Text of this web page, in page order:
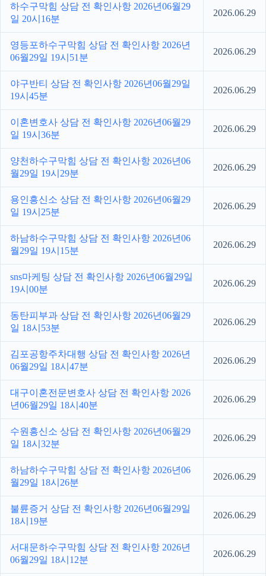
하수구막힘 상담 전 확인사항 2026년06월29
일 20시16분
2026.06.29
영등포하수구막힘 상담 전 확인사항 2026년
06월29일 19시51분
2026.06.29
야구반티 상담 전 확인사항 2026년06월29일
19시45분
2026.06.29
이혼변호사 상담 전 확인사항 2026년06월29
일 19시36분
2026.06.29
양천하수구막힘 상담 전 확인사항 2026년06
월29일 19시29분
2026.06.29
용인흥신소 상담 전 확인사항 2026년06월29
일 19시25분
2026.06.29
하남하수구막힘 상담 전 확인사항 2026년06
월29일 19시15분
2026.06.29
sns마케팅 상담 전 확인사항 2026년06월29일
19시00분
2026.06.29
동탄피부과 상담 전 확인사항 2026년06월29
일 18시53분
2026.06.29
김포공항주차대행 상담 전 확인사항 2026년
06월29일 18시47분
2026.06.29
대구이혼전문변호사 상담 전 확인사항 2026
년06월29일 18시40분
2026.06.29
수원흥신소 상담 전 확인사항 2026년06월29
일 18시32분
2026.06.29
하남하수구막힘 상담 전 확인사항 2026년06
월29일 18시26분
2026.06.29
불륜증거 상담 전 확인사항 2026년06월29일
18시19분
2026.06.29
서대문하수구막힘 상담 전 확인사항 2026년
06월29일 18시12분
2026.06.29